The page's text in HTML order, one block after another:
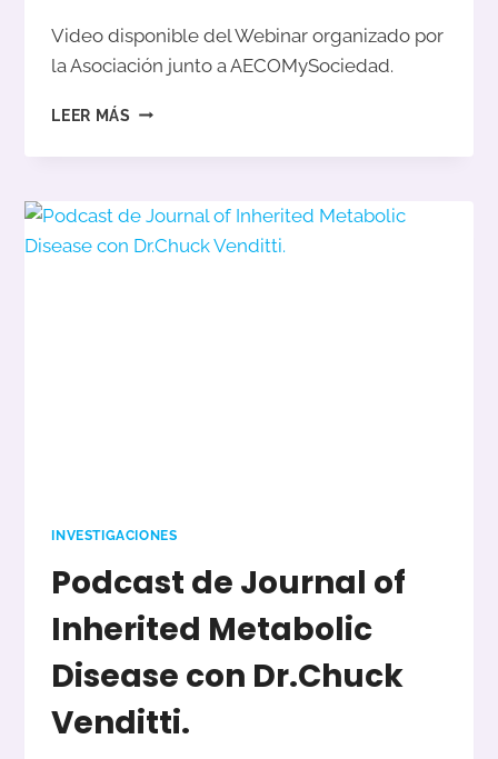
Video disponible del Webinar organizado por
la Asociación junto a AECOMySociedad.
LEER MÁS WEBINAR
+
METILMALÓNICA
Y
INVESTIGACIONES
Podcast de Journal of
Inherited Metabolic
Disease con Dr.Chuck
Venditti.